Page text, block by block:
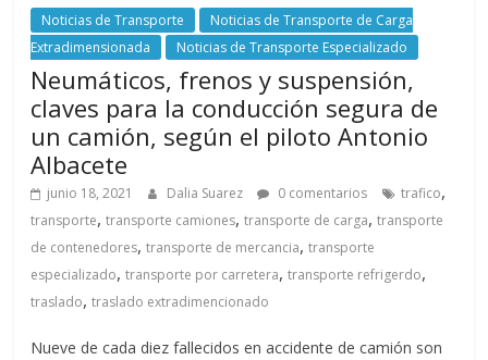
Noticias de Transporte
Noticias de Transporte de Carga
Extradimensionada
Noticias de Transporte Especializado
Neumáticos, frenos y suspensión,
claves para la conducción segura de
un camión, según el piloto Antonio
Albacete
junio 18, 2021 Dalia Suarez 0 comentarios trafico,
transporte,transporte camiones,transporte de carga,transporte
de contenedores,transporte de mercancia,transporte
especializado,transporte por carretera,transporte refrigerdo,
traslado,traslado extradimencionado
Nueve de cada diez fallecidos en accidente de camión son